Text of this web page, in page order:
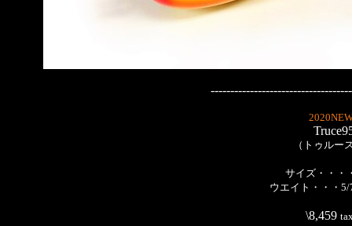
（トゥルー
サイズ・・・
ウエイト・・・5/
\8,459